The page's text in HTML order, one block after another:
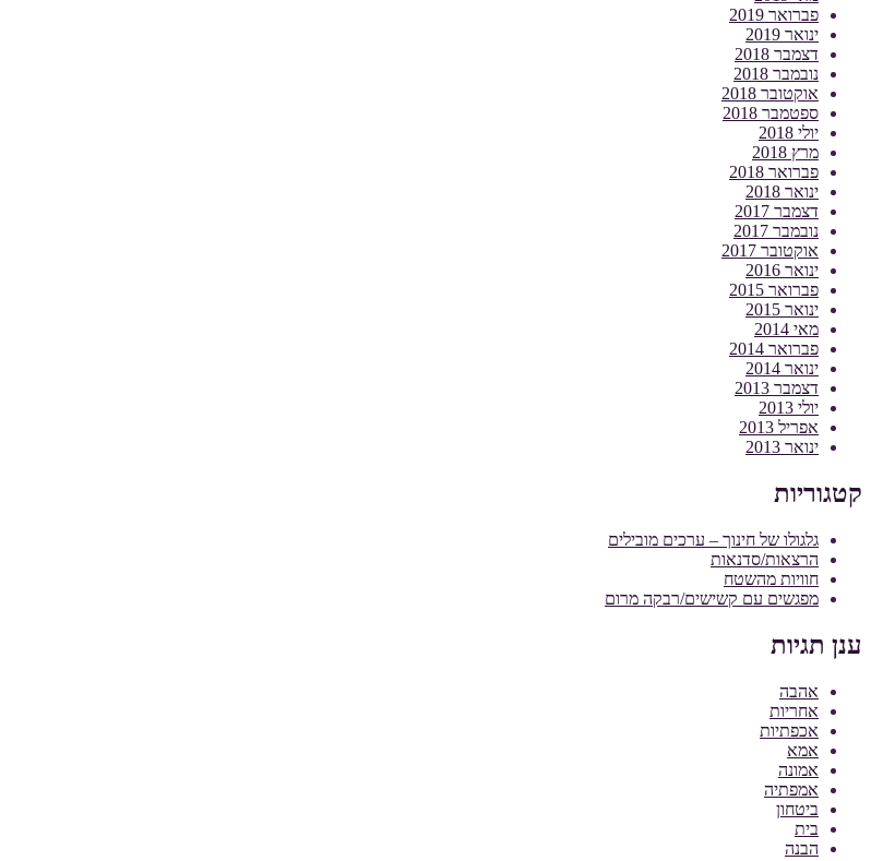
פברואר 2019
ינואר 2019
דצמבר 2018
נובמבר 2018
אוקטובר 2018
ספטמבר 2018
יולי 2018
מרץ 2018
פברואר 2018
ינואר 2018
דצמבר 2017
נובמבר 2017
אוקטובר 2017
ינואר 2016
פברואר 2015
ינואר 2015
מאי 2014
פברואר 2014
ינואר 2014
דצמבר 2013
יולי 2013
אפריל 2013
ינואר 2013
קטגוריות
גלגולו של חינוך – ערכים מובילים
הרצאות/סדנאות
חוויות מהשטח
מפגשים עם קשישים/רבקה מרום
ענן תגיות
אהבה
אחריות
אכפתיות
אמא
אמונה
אמפתיה
ביטחון
בית
הבנה